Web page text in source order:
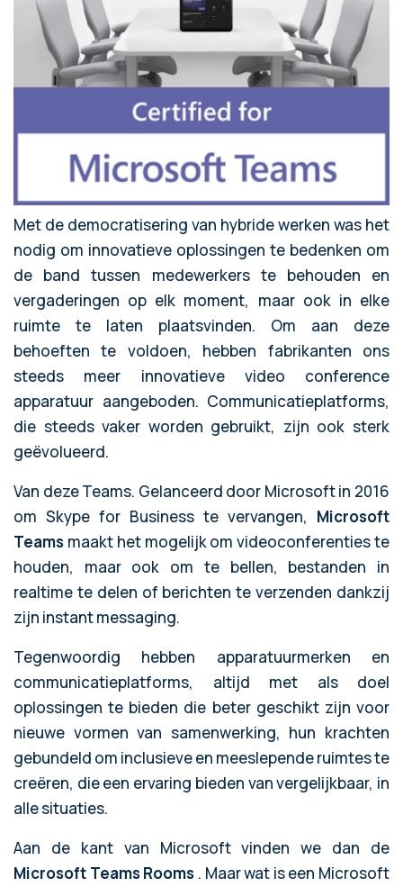
Met de democratisering van hybride werken was het
nodig om innovatieve oplossingen te bedenken om
de band tussen medewerkers te behouden en
vergaderingen op elk moment, maar ook in elke
ruimte te laten plaatsvinden. Om aan deze
behoeften te voldoen, hebben fabrikanten ons
steeds meer innovatieve video conference
apparatuur aangeboden. Communicatieplatforms,
die steeds vaker worden gebruikt, zijn ook sterk
geëvolueerd.
Van deze Teams. Gelanceerd door Microsoft in 2016
om Skype for Business te vervangen, Microsoft
Teams maakt het mogelijk om videoconferenties te
houden, maar ook om te bellen, bestanden in
realtime te delen of berichten te verzenden dankzij
zijn instant messaging.
Tegenwoordig hebben apparatuurmerken en
communicatieplatforms, altijd met als doel
oplossingen te bieden die beter geschikt zijn voor
nieuwe vormen van samenwerking, hun krachten
gebundeld om inclusieve en meeslepende ruimtes te
creëren, die een ervaring bieden van vergelijkbaar, in
alle situaties.
Aan de kant van Microsoft vinden we dan de
Microsoft Teams Rooms . Maar wat is een Microsoft